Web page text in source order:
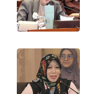
WAHANA
OTOMOTIF
WAHANA
HEALTH